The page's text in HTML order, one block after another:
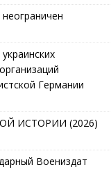
Германии
ИСТОРИИ (2026)
Воениздат